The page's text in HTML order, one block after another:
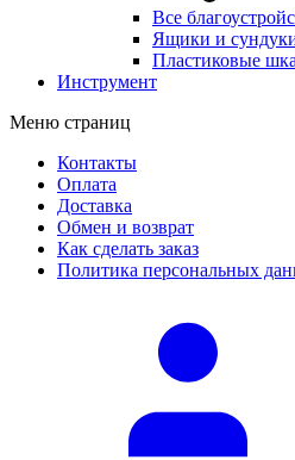
Все
Ящики и
Пластиковые
Инструмент
Меню страниц
Контакты
Оплата
Доставка
Обмен и возврат
Как сделать заказ
Политика персональных